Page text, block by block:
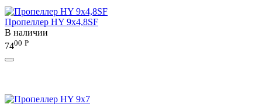
Пропеллер HY 9х4,8SF
В наличии
7400 Р